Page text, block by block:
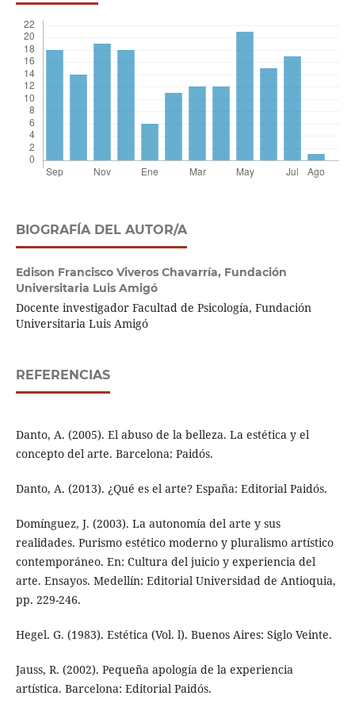
BIOGRAFÍA DEL AUTOR/A
Edison Francisco Viveros Chavarría, Fundación
Universitaria Luis Amigó
Docente investigador Facultad de Psicología, Fundación
Universitaria Luis Amigó
REFERENCIAS
Danto, A. (2005). El abuso de la belleza. La estética y el
concepto del arte. Barcelona: Paidós.
Danto, A. (2013). ¿Qué es el arte? España: Editorial Paidós.
Domínguez, J. (2003). La autonomía del arte y sus
realidades. Purismo estético moderno y pluralismo artístico
contemporáneo. En: Cultura del juicio y experiencia del
arte. Ensayos. Medellín: Editorial Universidad de Antioquia,
pp. 229-246.
Hegel. G. (1983). Estética (Vol. l). Buenos Aires: Siglo Veinte.
Jauss, R. (2002). Pequeña apología de la experiencia
artística. Barcelona: Editorial Paidós.